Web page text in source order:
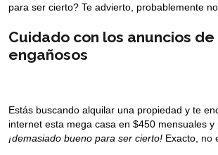
para ser cierto? Te advierto, probablemente no
Cuidado con los anuncios
engañosos
Estás buscando alquilar una propiedad y te
internet esta mega casa en $450 mensuales y
¡demasiado bueno para ser cierto! Exacto, no